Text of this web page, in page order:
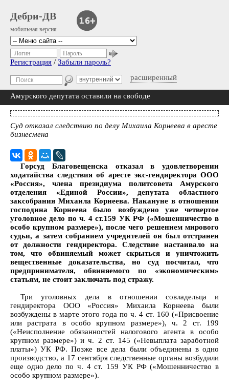
Дебри-ДВ
мобильная версия
расширенный
Логин Пароль
Регистрация / Забыли пароль?
Амурского депутата оставили на свободе
Суд отказал следствию по делу Михаила Корнеева в аресте
бизнесмена
Горсуд Благовещенска отказал в удовлетворении
ходатайства следствия об аресте экс-гендиректора ООО
«Россия», члена президиума политсовета Амурского
отделения «Единой России», депутата областного
заксобрания Михаила Корнеева. Накануне в отношении
господина Корнеева было возбуждено уже четвертое
уголовное дело по ч. 4 ст.159 УК РФ («Мошенничество в
особо крупном размере»), после чего решением мирового
судьи, а затем собранием учредителей он был отстранен
от должности гендиректора. Следствие настаивало на
том, что обвиняемый может скрыться и уничтожить
вещественные доказательства, но суд посчитал, что
предпринимателя, обвиняемого по «экономическим»
статьям, не стоит заключать под стражу.
Три уголовных дела в отношении совладельца и
гендиректора ООО «Россия» Михаила Корнеева были
возбуждены в марте этого года по ч. 4 ст. 160 («Присвоение
или растрата в особо крупном размере»), ч. 2 ст. 199
(«Неисполнение обязанностей налогового агента в особо
крупном размере») и ч. 2 ст. 145 («Невыплата заработной
платы») УК РФ. Позже все дела были объединены в одно
производство, а 17 сентября следственные органы возбудили
еще одно дело по ч. 4 ст. 159 УК РФ («Мошенничество в
особо крупном размере»).